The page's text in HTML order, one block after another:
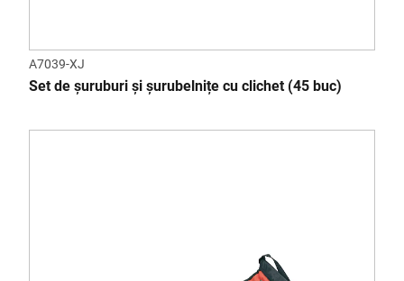
A7039-XJ
Set de șuruburi și șurubelnițe cu clichet (45 buc)